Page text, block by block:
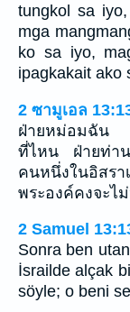
tungkol sa
mga
ko sa iyo,
ipagkakait ako
2 ซามูเอล
ฝ่ายหม่อมฉัน
ที่ไหน ฝ่ายท่าน
คนหนึ่งในอิสร
พระองค์คงจะไ
2 Samuel
Sonra ben
İsrailde alçak
söyle; o beni